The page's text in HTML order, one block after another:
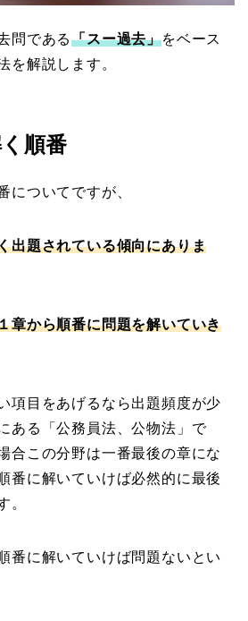
問である「スー過去」をベース
を解説します。
順番
についてですが、
出題されている傾向にありま
章から順番に問題を解いていき
項目をあげるなら出題頻度が少
ある「公務員法、公物法」で
合この分野は一番最後の章にな
番に解いていけば必然的に最後
。
番に解いていけば問題ないとい